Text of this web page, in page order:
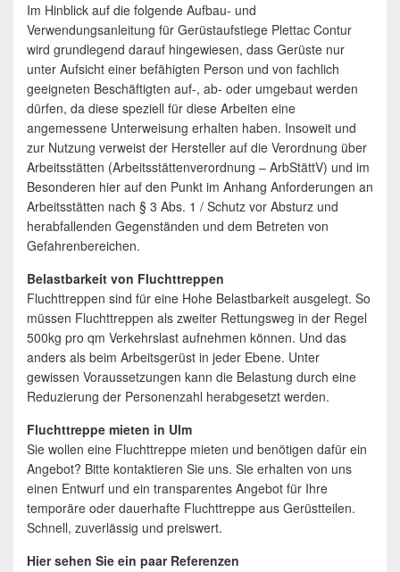
Im Hinblick auf die folgende Aufbau- und
Verwendungsanleitung für Gerüstaufstiege Plettac Contur
wird grundlegend darauf hingewiesen, dass Gerüste nur
unter Aufsicht einer befähigten Person und von fachlich
geeigneten Beschäftigten auf-, ab- oder umgebaut werden
dürfen, da diese speziell für diese Arbeiten eine
angemessene Unterweisung erhalten haben. Insoweit und
zur Nutzung verweist der Hersteller auf die Verordnung über
Arbeitsstätten (Arbeitsstättenverordnung – ArbStättV) und im
Besonderen hier auf den Punkt im Anhang Anforderungen an
Arbeitsstätten nach § 3 Abs. 1 / Schutz vor Absturz und
herabfallenden Gegenständen und dem Betreten von
Gefahrenbereichen.
Belastbarkeit von Fluchttreppen
Fluchttreppen sind für eine Hohe Belastbarkeit ausgelegt. So
müssen Fluchttreppen als zweiter Rettungsweg in der Regel
500kg pro qm Verkehrslast aufnehmen können. Und das
anders als beim Arbeitsgerüst in jeder Ebene. Unter
gewissen Voraussetzungen kann die Belastung durch eine
Reduzierung der Personenzahl herabgesetzt werden.
Fluchttreppe mieten in Ulm
Sie wollen eine Fluchttreppe mieten und benötigen dafür ein
Angebot? Bitte kontaktieren Sie uns. Sie erhalten von uns
einen Entwurf und ein transparentes Angebot für Ihre
temporäre oder dauerhafte Fluchttreppe aus Gerüstteilen.
Schnell, zuverlässig und preiswert.
Hier sehen Sie ein paar Referenzen